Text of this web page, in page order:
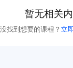
暂无相关
没找到想要的课程？ 立